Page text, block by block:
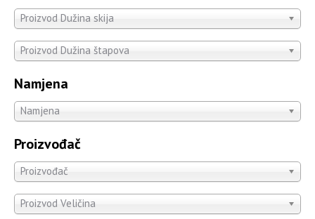
Proizvod Dužina skija
Proizvod Dužina štapova
Namjena
Namjena
Proizvođač
Proizvođač
Proizvod Veličina